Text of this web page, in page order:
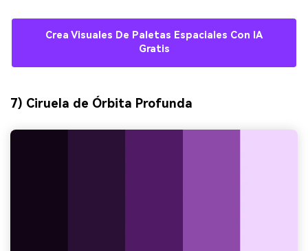
Crea Visuales De Paletas Espaciales Con IA
Gratis
7) Ciruela de Órbita Profunda